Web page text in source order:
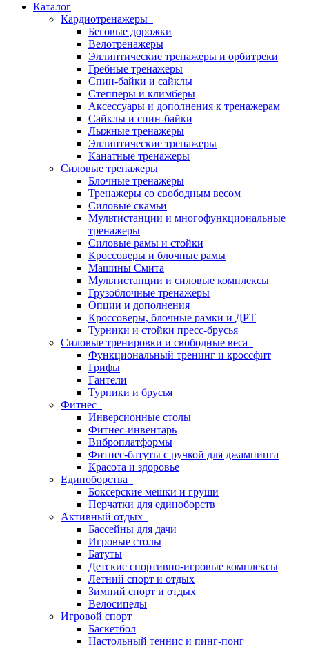
Каталог
Кардиотренажеры
Беговые дорожки
Велотренажеры
Эллиптические тренажеры и орбитреки
Гребные тренажеры
Спин-байки и сайклы
Степперы и климберы
Аксессуары и дополнения к тренажерам
Сайклы и спин-байки
Лыжные тренажеры
Эллиптические тренажеры
Канатные тренажеры
Силовые тренажеры
Блочные тренажеры
Тренажеры со свободным весом
Силовые скамьи
Мультистанции и многофункциональные
тренажеры
Силовые рамы и стойки
Кроссоверы и блочные рамы
Машины Смита
Мультистанции и силовые комплексы
Грузоблочные тренажеры
Опции и дополнения
Кроссоверы, блочные рамки и ДРТ
Турники и стойки пресс-брусья
Силовые тренировки и свободные веса
Функциональный тренинг и кроссфит
Грифы
Гантели
Турники и брусья
Фитнес
Инверсионные столы
Фитнес-инвентарь
Виброплатформы
Фитнес-батуты с ручкой для джампинга
Красота и здоровье
Единоборства
Боксерские мешки и груши
Перчатки для единоборств
Активный отдых
Бассейны для дачи
Игровые столы
Батуты
Детские спортивно-игровые комплексы
Летний спорт и отдых
Зимний спорт и отдых
Велосипеды
Игровой спорт
Баскетбол
Настольный теннис и пинг-понг